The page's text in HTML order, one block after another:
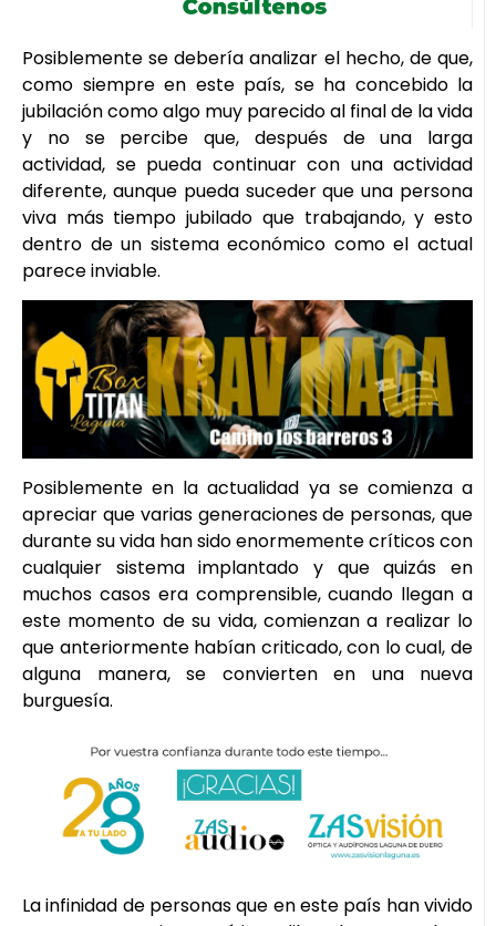
Posiblemente se debería analizar el hecho, de que,
como siempre en este país, se ha concebido la
jubilación como algo muy parecido al final de la vida
y no se percibe que, después de una larga
actividad, se pueda continuar con una actividad
diferente, aunque pueda suceder que una persona
viva más tiempo jubilado que trabajando, y esto
dentro de un sistema económico como el actual
parece inviable.
Posiblemente en la actualidad ya se comienza a
apreciar que varias generaciones de personas, que
durante su vida han sido enormemente críticos con
cualquier sistema implantado y que quizás en
muchos casos era comprensible, cuando llegan a
este momento de su vida, comienzan a realizar lo
que anteriormente habían criticado, con lo cual, de
alguna manera, se convierten en una nueva
burguesía.
La infinidad de personas que en este país han vivido